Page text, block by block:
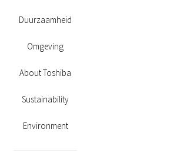
Duurzaamheid
Omgeving
About Toshiba
Sustainability
Environment